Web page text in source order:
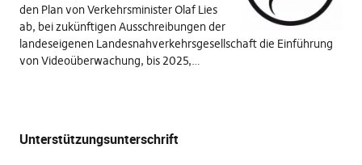
den Plan von Verkehrsminister Olaf Lies
ab, bei zukünftigen Ausschreibungen der
landeseigenen Landesnahverkehrsgesellschaft die Einführung
von Videoüberwachung, bis 2025,…
Unterstützungsunterschrift